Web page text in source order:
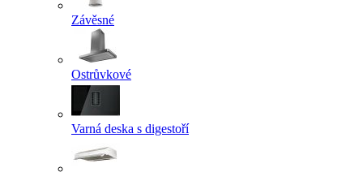
Závěsné
Ostrůvkové
Varná deska s digestoří